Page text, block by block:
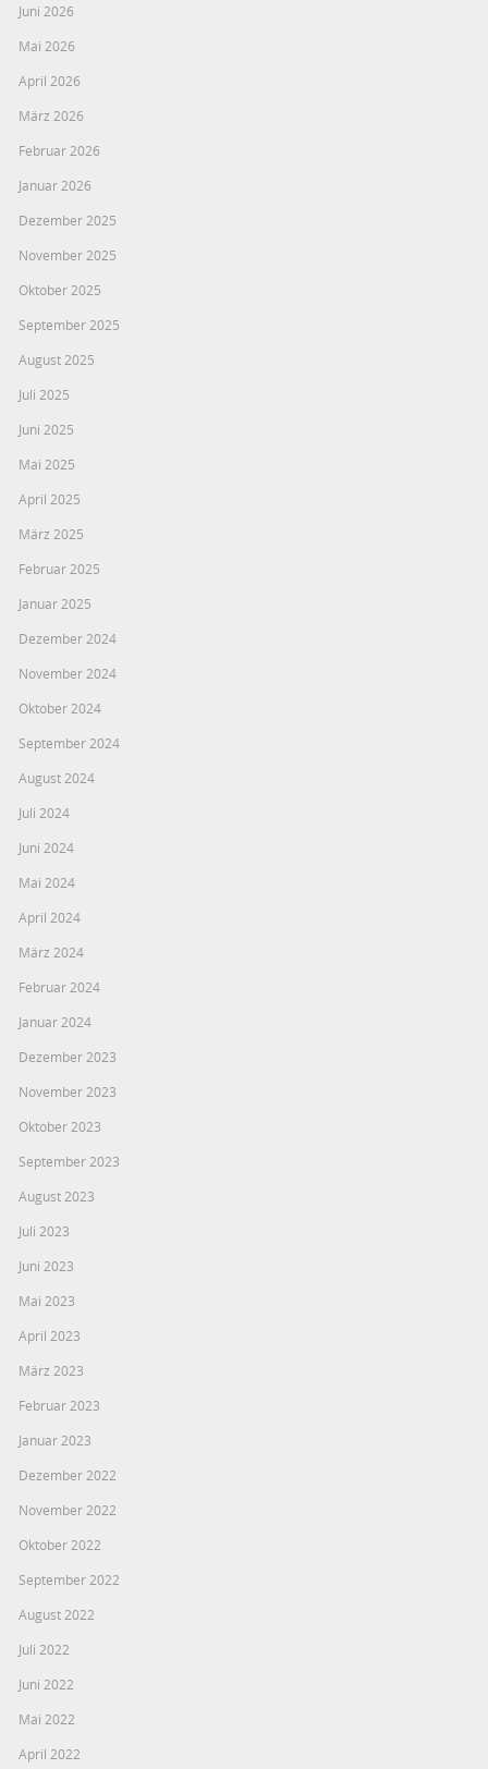
Juni 2026
Mai 2026
April 2026
März 2026
Februar 2026
Januar 2026
Dezember 2025
November 2025
Oktober 2025
September 2025
August 2025
Juli 2025
Juni 2025
Mai 2025
April 2025
März 2025
Februar 2025
Januar 2025
Dezember 2024
November 2024
Oktober 2024
September 2024
August 2024
Juli 2024
Juni 2024
Mai 2024
April 2024
März 2024
Februar 2024
Januar 2024
Dezember 2023
November 2023
Oktober 2023
September 2023
August 2023
Juli 2023
Juni 2023
Mai 2023
April 2023
März 2023
Februar 2023
Januar 2023
Dezember 2022
November 2022
Oktober 2022
September 2022
August 2022
Juli 2022
Juni 2022
Mai 2022
April 2022